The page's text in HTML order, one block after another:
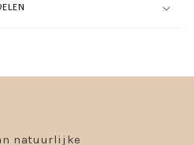
natuurlijke